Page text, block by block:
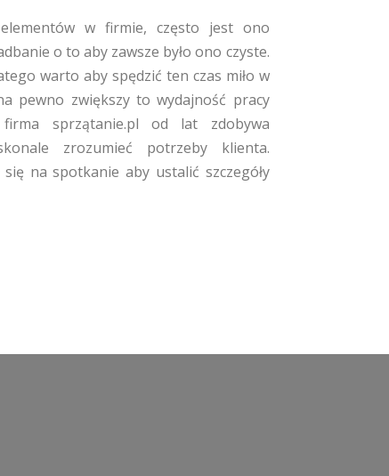
w firmie, często jest ono
o to aby zawsze było ono czyste.
warto aby spędzić ten czas miło w
pewno zwiększy to wydajność pracy
sprzątanie.pl od lat zdobywa
zrozumieć potrzeby klienta.
na spotkanie aby ustalić szczegóły